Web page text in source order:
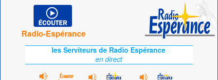
Radio-Espérance
les Serviteurs de Radio Espérance
en direct